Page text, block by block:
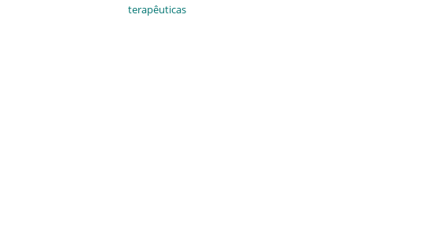
terapêuticas